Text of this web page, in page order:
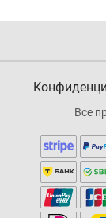
Все